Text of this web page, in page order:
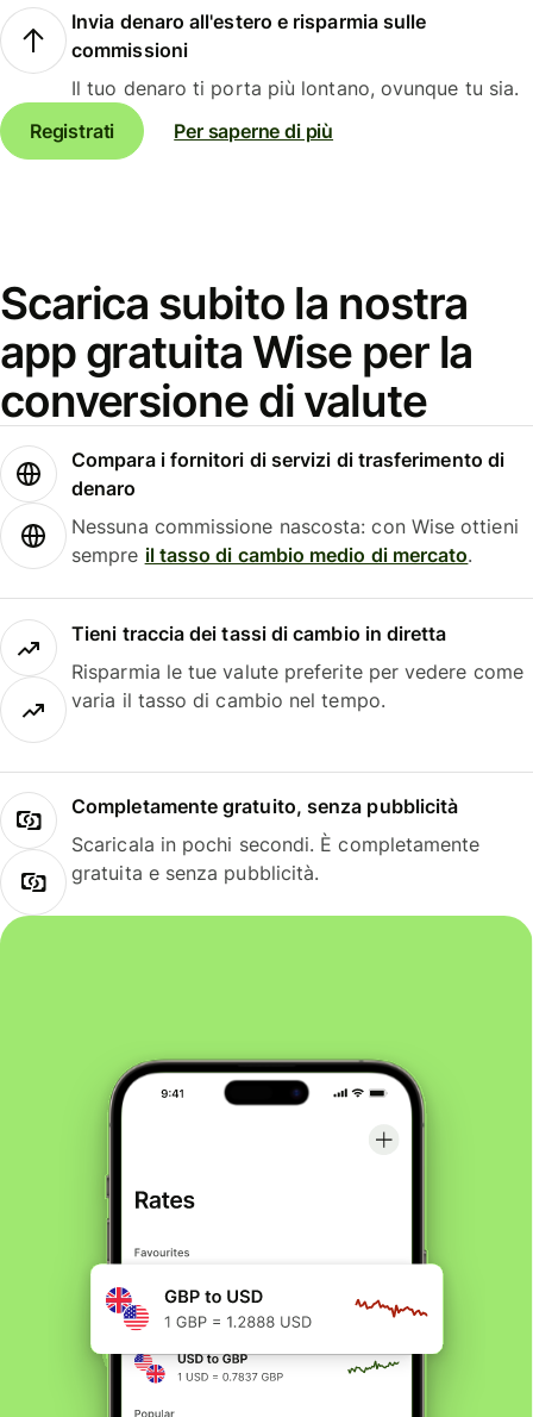
Invia denaro all'estero e risparmia sulle
commissioni
Il tuo denaro ti porta più lontano, ovunque tu sia.
Registrati
Per saperne di più
Scarica subito la nostra
app gratuita Wise per la
conversione di valute
Compara i fornitori di servizi di trasferimento di
denaro
Nessuna commissione nascosta: con Wise ottieni
sempre il tasso di cambio medio di mercato.
Tieni traccia dei tassi di cambio in diretta
Risparmia le tue valute preferite per vedere come
varia il tasso di cambio nel tempo.
Completamente gratuito, senza pubblicità
Scaricala in pochi secondi. È completamente
gratuita e senza pubblicità.